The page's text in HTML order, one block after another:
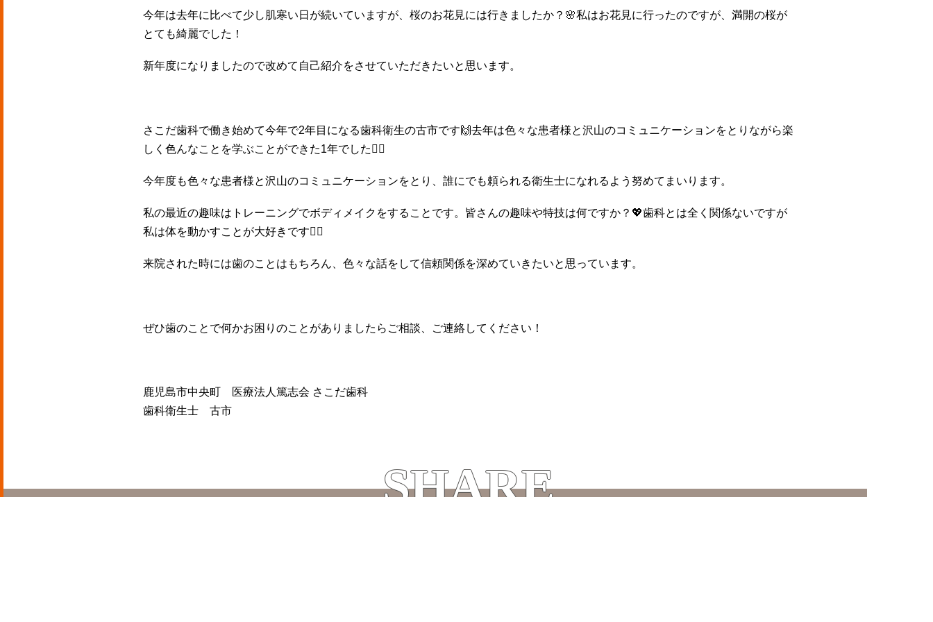
今年は去年に比べて少し肌寒い日が続いていますが、桜のお花見には行きましたか？🌸私はお花見に行ったのですが、満開の桜が
とても綺麗でした！
新年度になりましたので改めて自己紹介をさせていただきたいと思います。
さこだ歯科で働き始めて今年で2年目になる歯科衛生の古市です🙌去年は色々な患者様と沢山のコミュニケーションをとりながら楽
しく色んなことを学ぶことができた1年でした🙇‍♀️
今年度も色々な患者様と沢山のコミュニケーションをとり、誰にでも頼られる衛生士になれるよう努めてまいります。
私の最近の趣味はトレーニングでボディメイクをすることです。皆さんの趣味や特技は何ですか？💖歯科とは全く関係ないですが
私は体を動かすことが大好きです🏋️‍♀️
来院された時には歯のことはもちろん、色々な話をして信頼関係を深めていきたいと思っています。
ぜひ歯のことで何かお困りのことがありましたらご相談、ご連絡してください！
鹿児島市中央町 医療法人篤志会 さこだ歯科
歯科衛生士 古市
SHARE